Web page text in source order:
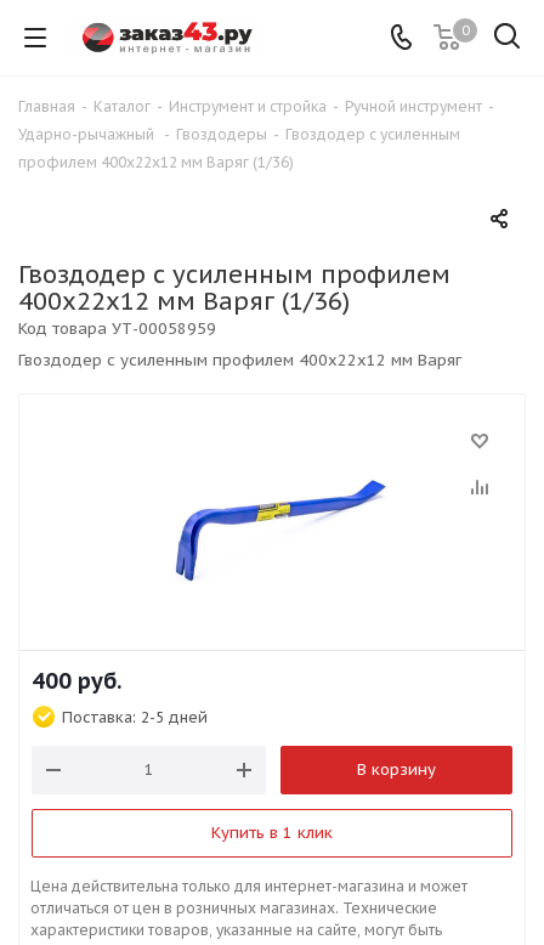
0
Главная - Каталог - Инструмент и стройка - Ручной инструмент -
Ударно-рычажный
- Гвоздодеры - Гвоздодер с усиленным
профилем 400х22х12 мм Варяг (1/36)
Гвоздодер с усиленным профилем
400х22х12 мм Варяг (1/36)
Гвоздодер с усиленным профилем 400х22х12 мм Варяг
Код товара УТ-00058959
400 руб.
Поставка: 2-5 дней
В корзину
Купить в 1 клик
Цена действительна только для интернет-магазина и может
отличаться от цен в розничных магазинах. Технические
характеристики товаров, указанные на сайте, могут быть